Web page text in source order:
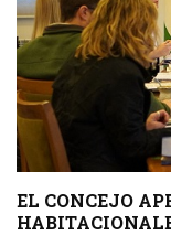
EL CONCEJO